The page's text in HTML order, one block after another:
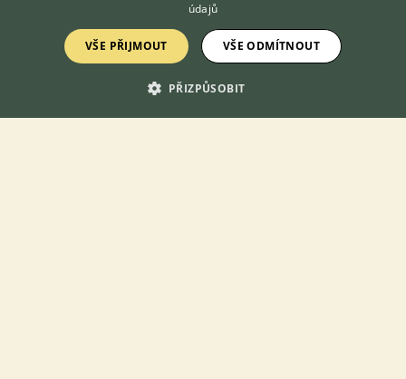
Špricování a mrouskání kocoura
údajů
VŠE PŘIJMOUT VŠE ODMÍTNOUT
PŘIZPŮSOBIT